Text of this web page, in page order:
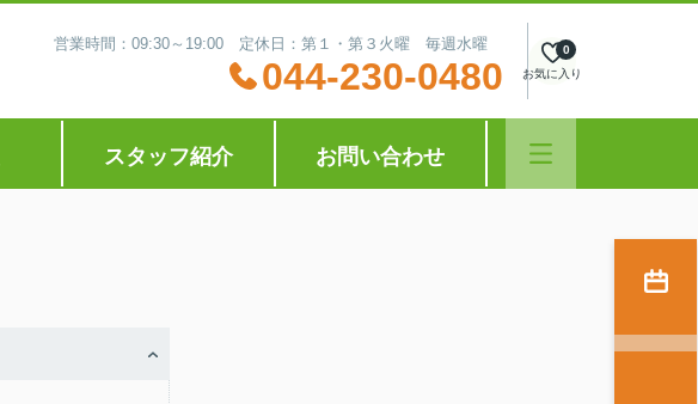
営業時間：09:30～19:00 定休日：第１・第３火曜 毎週水曜
044-230-0480 お気に入り
0
スタッフ紹介 お問い合わせ